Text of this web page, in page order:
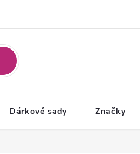
Dárkové sady Značky